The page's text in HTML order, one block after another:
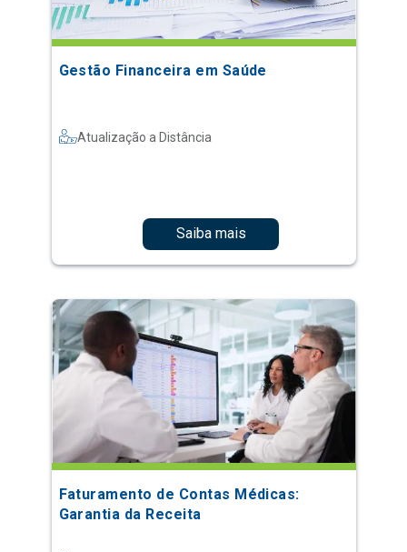
Gestão Financeira em Saúde
Atualização a Distância
Saiba mais
Faturamento de Contas Médicas:
Garantia da Receita